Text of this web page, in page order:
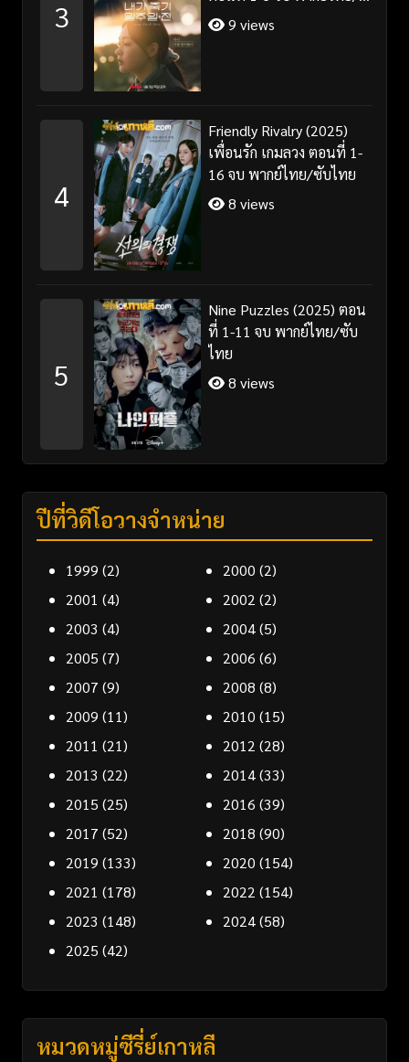
3
ซับไทย
9 views
4
Friendly Rivalry (2025)
เพื่อนรัก เกมลวง ตอนที่ 1-
16 จบ พากย์ไทย/ซับไทย
8 views
5
Nine Puzzles (2025) ตอน
ที่ 1-11 จบ พากย์ไทย/ซับ
ไทย
8 views
ปีที่วิดีโอวางจำหน่าย
1999 (2) 2000 (2)
2001 (4) 2002 (2)
2003 (4) 2004(5)
2005 (7) 2006 (6)
2007 (9) 2008 (8)
2009 (11) 2010 (15)
2011 (21) 2012 (28)
2013 (22) 2014(33)
2015 (25) 2016 (39)
2017 (52) 2018 (90)
2019 (133) 2020 (154)
2021 (178) 2022 (154)
2023 (148) 2024(58)
2025 (42)
หมวดหมู่ซีรี่ย์เกาหลี